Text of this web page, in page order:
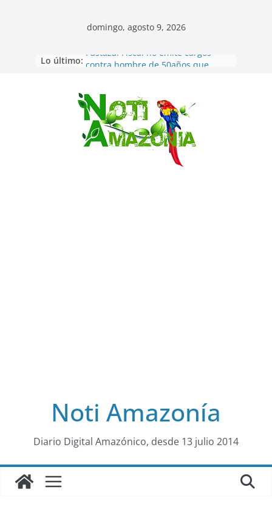
Saltar
al
domingo, agosto 9, 2026
Lo último: Pastaza: Fiscal no emite cargos
con una menor de10 años en
frontera sur
Napo: presunto sicariato en cantón
Archidona
Ecuador: dos jóvenes de 22 años
desaparecidos fueron encontrados
muertos en Puerto lopez
Noti Amazonía
Diario Digital Amazónico, desde 13 julio 2014